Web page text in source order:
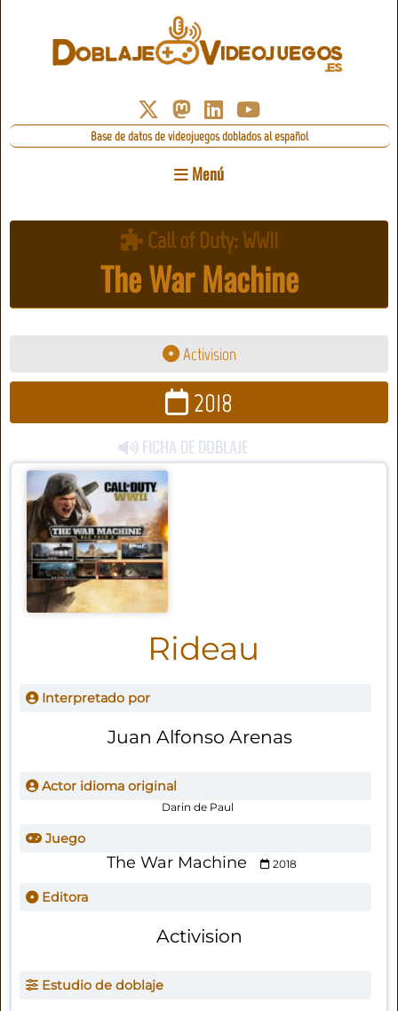
Base de datos de videojuegos doblados al español
Menú
Call of Duty: WWII
The War Machine
Activision
2018
FICHA DE DOBLAJE
Rideau
Interpretado por
Juan Alfonso Arenas
Actor idioma original
Darin de Paul
Juego
The War Machine 2018
Editora
Activision
Estudio de doblaje